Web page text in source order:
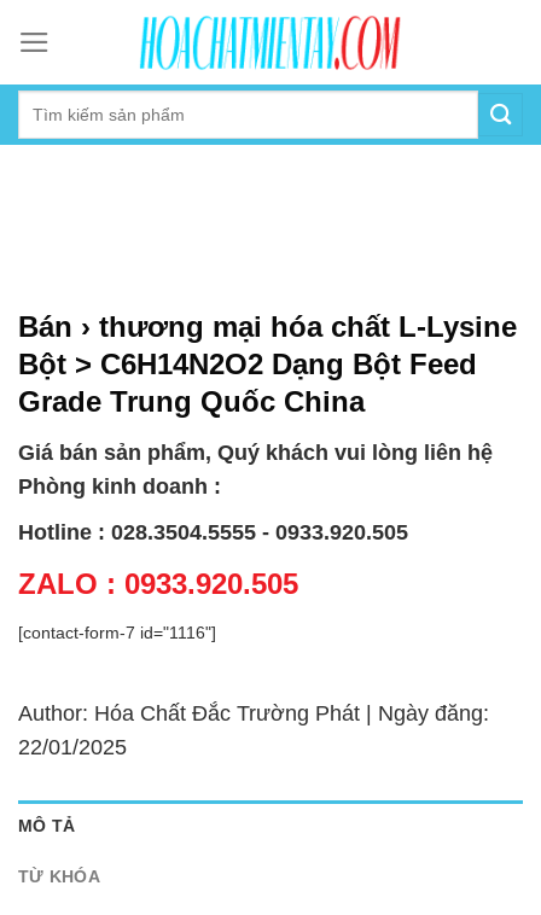
content
Bán › thương mại hóa chất L-Lysine
Bột > C6H14N2O2 Dạng Bột Feed
Grade Trung Quốc China
Giá bán sản phẩm, Quý khách vui lòng liên hệ
Phòng kinh doanh :
Hotline : 028.3504.5555 - 0933.920.505
ZALO : 0933.920.505
[contact-form-7 id="1116"]
Author: Hóa Chất Đắc Trường Phát | Ngày đăng:
22/01/2025
MÔ TẢ
TỪ KHÓA